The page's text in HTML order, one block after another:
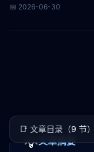
📅 2026-06-30
📑 文章目录（9 节）
💡文章摘要